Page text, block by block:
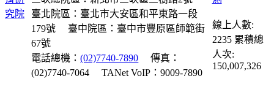
臺北院區：臺北市大安區和平東路一段
179號
臺中院區：臺中市豐原區師範街
67號
電話總機：(02)7740-7890
傳真：
(02)7740-7064
TANet VoIP：9009-7890
線上人數:
2235 累積總
人次:
150,007,326